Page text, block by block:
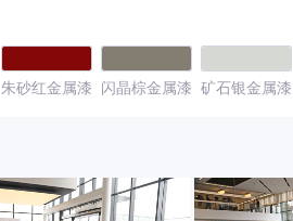
朱砂红金属漆 闪晶棕金属漆 矿石银金属漆